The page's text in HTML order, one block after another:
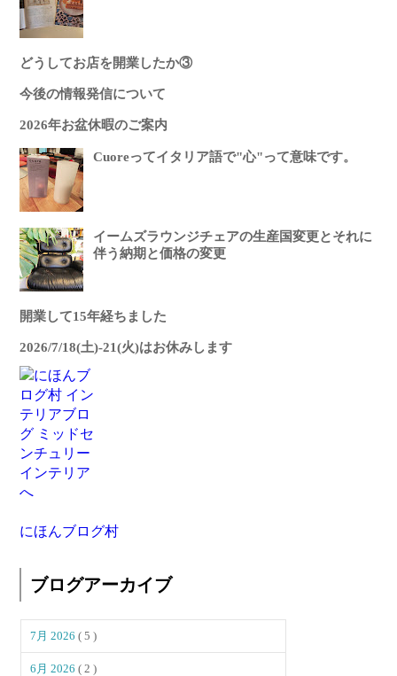
どうしてお店を開業したか③
今後の情報発信について
2026年お盆休暇のご案内
Cuoreってイタリア語で"心"って意味です。
イームズラウンジチェアの生産国変更とそれに
伴う納期と価格の変更
開業して15年経ちました
2026/7/18(土)-21(火)はお休みします
にほんブログ村
ブログアーカイブ
7月 2026( 5 )
6月 2026( 2 )